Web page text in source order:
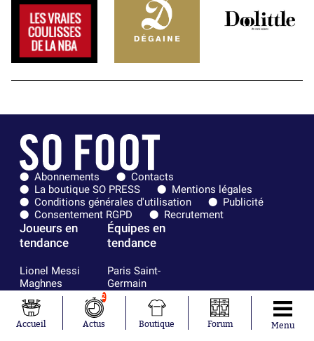
Abonnements
Contacts
La boutique SO PRESS
Mentions légales
Conditions générales d'utilisation
Publicité
Consentement RGPD
Recrutement
Joueurs en
tendance
Lionel Messi
Maghnes
Akliouche
Mohamed
Salah
Équipes en
tendance
Paris Saint-
Germain
Real Madrid
Olympique de
Marseille
FIFA
Accueil
2
Actus Boutique Forum Menu